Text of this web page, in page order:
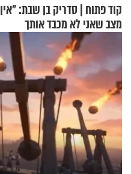
קוד פתוח | סדריק בן שבת: "אין
מצב שאני לא מכבד אותך
בבוקר בהנחת תפילין"